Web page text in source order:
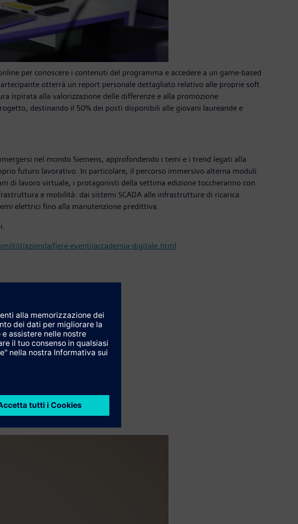
per conoscere i contenuti del programma e accedere a un game-based
otterrà un report personale dettagliato relativo alle proprie soft
ispirata alla valorizzazione delle differenze e alla promozione
destinando il 50% dei posti disponibili alle giovani laureande e
nel mondo Siemens, approfondendo i temi e i trend legati alla
futuro lavorativo. In particolare, il percorso immersivo alterna moduli
di lavoro virtuale, i protagonisti della settima edizione toccheranno con
e mobilità: dai sistemi SCADA alle infrastrutture di ricarica
elettrici fino alla manutenzione predittiva.
it/it/azienda/fiere-eventi/accademia-digitale.html